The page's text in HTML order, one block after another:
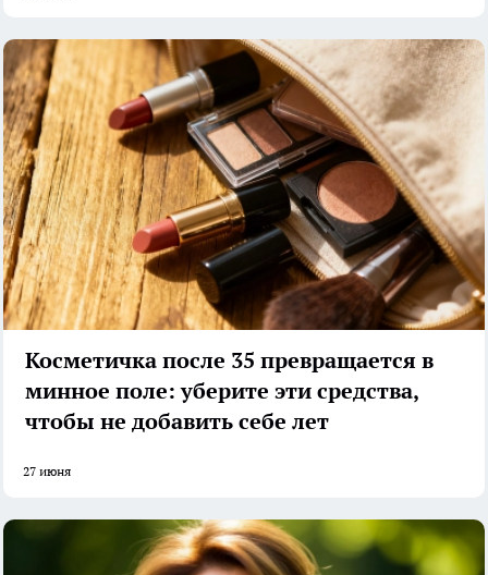
Косметичка после 35 превращается в
минное поле: уберите эти средства,
чтобы не добавить себе лет
27 июня